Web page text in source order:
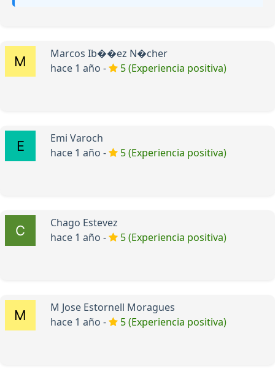
Marcos Ib��ez N�cher
hace 1 año -
5 (Experiencia positiva)
Emi Varoch
hace 1 año -
5 (Experiencia positiva)
Chago Estevez
hace 1 año -
5 (Experiencia positiva)
M Jose Estornell Moragues
hace 1 año -
5 (Experiencia positiva)